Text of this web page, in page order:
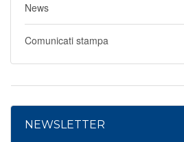
News
Comunicati stampa
NEWSLETTER